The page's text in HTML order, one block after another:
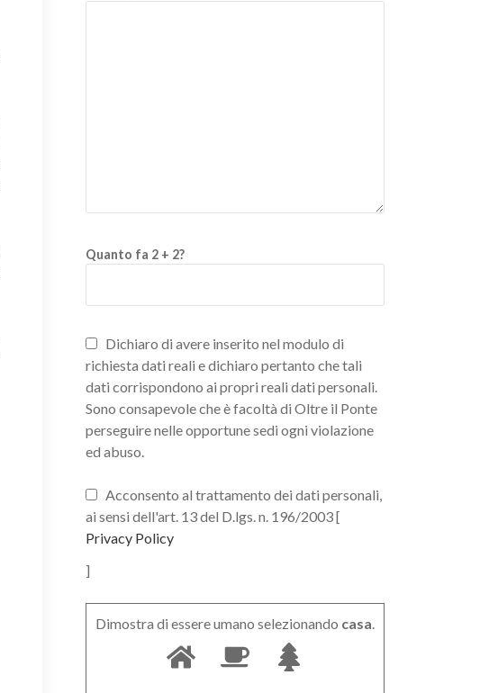
Quanto fa 2 + 2?
Dichiaro di avere inserito nel modulo di
richiesta dati reali e dichiaro pertanto che tali
dati corrispondono ai propri reali dati personali.
Sono consapevole che è facoltà di Oltre il Ponte
perseguire nelle opportune sedi ogni violazione
ed abuso.
Acconsento al trattamento dei dati personali,
ai sensi dell'art. 13 del D.lgs. n. 196/2003 [
Privacy Policy
]
Dimostra di essere umano selezionando casa.